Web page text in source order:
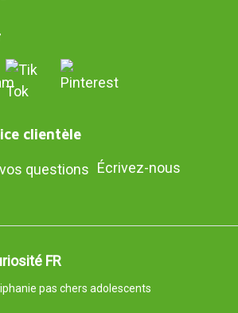
clientèle
Écrivez-nous
FR
pas chers adolescents